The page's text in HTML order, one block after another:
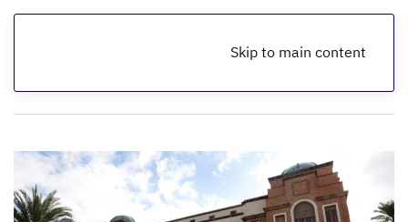
Skip to main content
الرئيسية